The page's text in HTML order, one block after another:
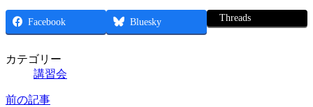
Facebook Bluesky Threads
カテゴリー
講習会
前の記事